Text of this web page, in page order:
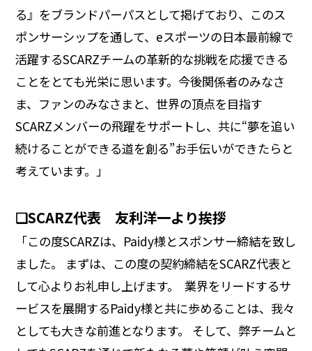
る』をブランドパーパスとして掲げており、このス
ポンサーシップを通して、eスポーツの日本最前線で
活躍するSCARZチームの革新的な挑戦を応援できる
ことをとても光栄に思います。今後関係者のみなさ
ま、ファンのみなさまと、世界の頂点を目指す
SCARZメンバーの飛躍をサポートし、共に“夢を追い
続けることができる道を創る”お手伝いができたらと
考えています。」
❏SCARZ代表 友利洋一より挨拶
「この度SCARZは、Paidy様とスポンサー締結を致し
ました。 まずは、この度の契約締結をSCARZ代表と
して心よりお礼申し上げます。 業界をリードするサ
ービスを展開するPaidy様と共に歩めることは、我々
としても大きな前進となります。 そして、弊チームと